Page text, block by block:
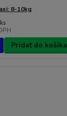
8-10kg
ks
Pridať do košíka